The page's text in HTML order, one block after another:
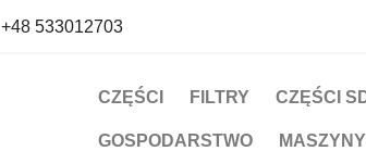
+48 533012703
CZĘŚCI FILTRY CZĘŚCI
GOSPODARSTWO